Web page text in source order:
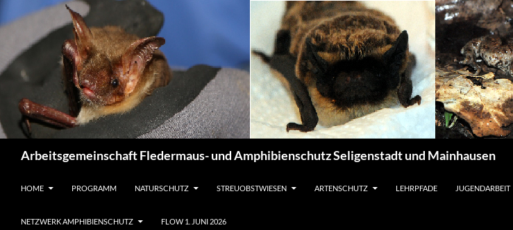
Arbeitsgemeinschaft Fledermaus- und Amphibienschutz Seligenstadt und Mainhausen
HOME
PROGRAMM NATURSCHUTZ STREUOBSTWIESEN ARTENSCHUTZ LEHRPFADE JUGENDARBEIT
NETZWERK AMPHIBIENSCHUTZ FLOW 1. JUNI 2026